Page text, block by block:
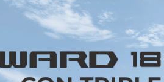
Facebook
Email